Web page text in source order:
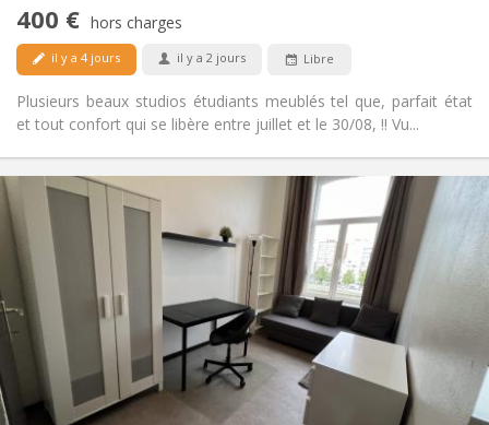
400 € hors charges
il y a 4 jours il y a 2 jours Libre
Plusieurs beaux studios étudiants meublés tel que, parfait état
et tout confort qui se libère entre juillet et le 30/08, !! Vu...
Infos Pratiques
Loyer:
400 €
Charges:
145 €
12 mois
Domiciliation:
Non
Aménagement
Salle de bain:
Privée
Cuisine:
Dans la chambre
Superficie:
17 m
Pièces privées: